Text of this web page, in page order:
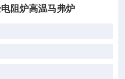
阻炉高温马弗炉